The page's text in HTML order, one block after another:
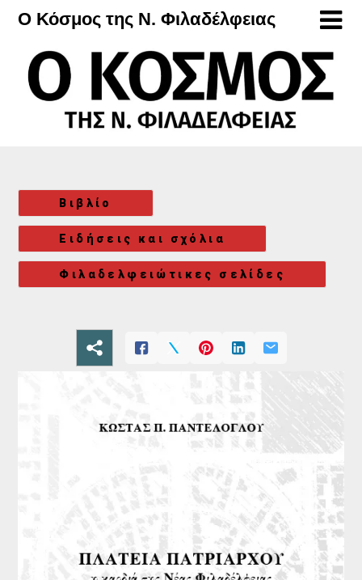
Μετάβαση
περιεχόμενο
Ο Κόσμος της Ν. Φιλαδέλφειας
Βιβλίο
Ειδήσεις και σχόλια
Φιλαδελφειώτικες σελίδες